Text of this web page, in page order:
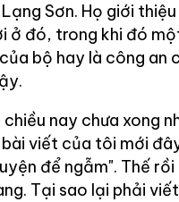
Sơn. Họ giới
ở đó, trong khi đó
bộ hay là công an
nay chưa xong
viết của tôi mới
để ngẫm". Thế
Tại sao lại phải